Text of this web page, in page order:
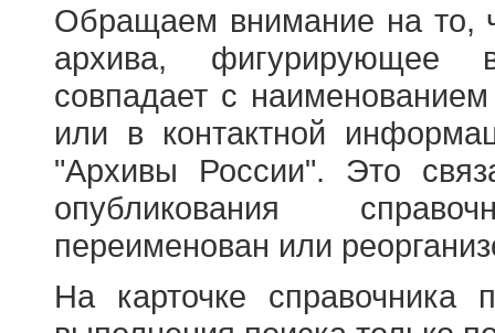
Обращаем внимание на то,
архива, фигурирующее
совпадает с
или в контактной
"Архивы России". Это
опубликования
переименован или
На карточке справочника